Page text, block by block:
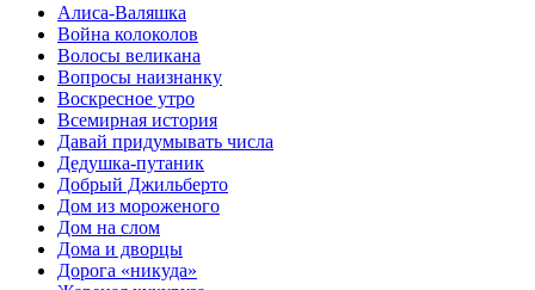
Алиса-Валяшка
Война колоколов
Волосы великана
Вопросы наизнанку
Воскресное утро
Всемирная история
Давай придумывать числа
Дедушка-путаник
Добрый Джильберто
Дом из мороженого
Дом на слом
Дома и дворцы
Дорога «никуда»